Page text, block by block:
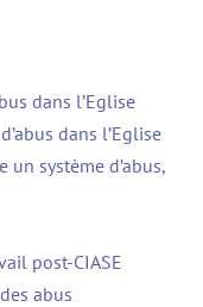
dans l’Eglise
dans l’Eglise
système d’abus,
post-CIASE
abus